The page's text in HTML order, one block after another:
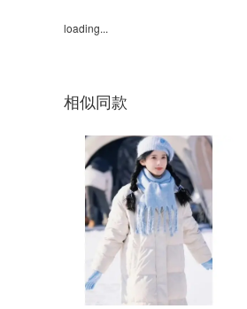
loading...
相似同款